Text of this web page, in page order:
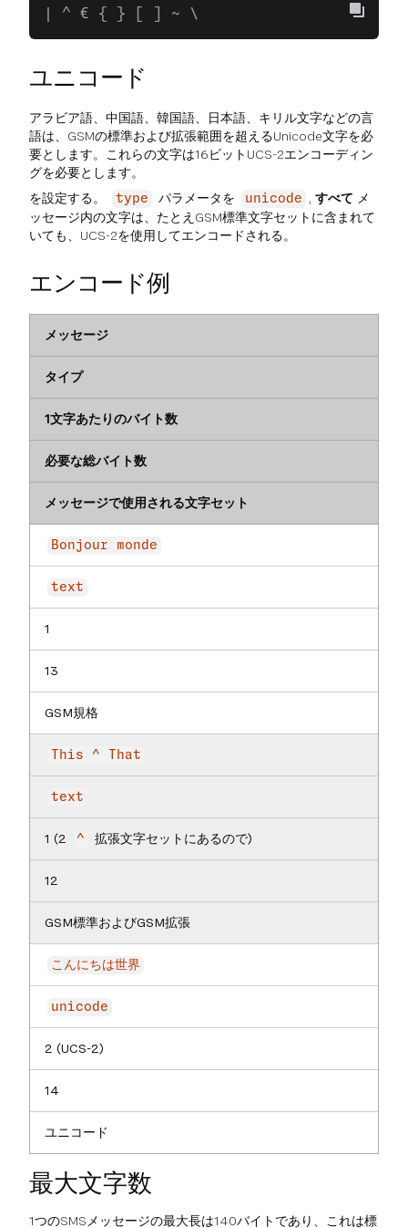
| ^ € { } [ ] ~ \
ユニコード
アラビア語、中国語、韓国語、日本語、キリル文字などの言
語は、GSMの標準および拡張範囲を超えるUnicode文字を必
要とします。これらの文字は16ビットUCS-2エンコーディン
グを必要とします。
を設定する。
type パラメータを unicode , すべて メ
ッセージ内の文字は、たとえGSM標準文字セットに含まれて
いても、UCS-2を使用してエンコードされる。
エンコード例
メッセージ
タイプ
1文字あたりのバイト数
必要な総バイト数
メッセージで使用される文字セット
Bonjour monde
text
1
13
GSM規格
This ^ That
text
1 (2 ^ 拡張文字セットにあるので)
12
GSM標準およびGSM拡張
こんにちは世界
unicode
2 (UCS-2)
14
ユニコード
最大文字数
1つのSMSメッセージの最大長は140バイトであり、これは標